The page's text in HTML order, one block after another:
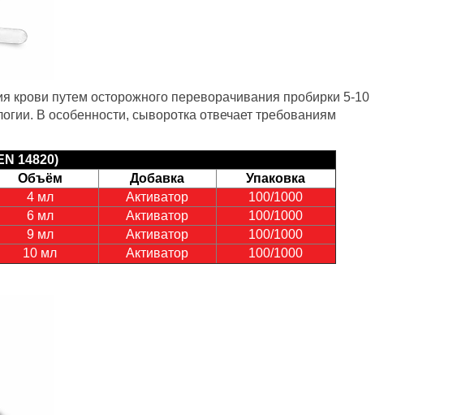
крови путем осторожного переворачивания пробирки 5-10
В особенности, сыворотка отвечает требованиям
14820)
Объём Добавка
Упаковка
4 мл Активатор
100/1000
6 мл Активатор
100/1000
9 мл Активатор
100/1000
10 мл Активатор 100/1000